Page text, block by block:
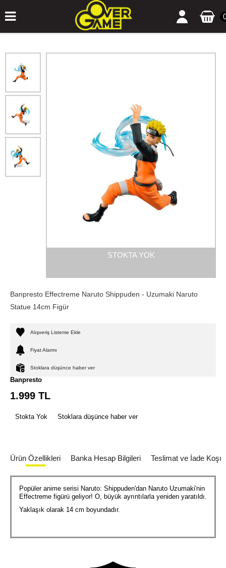
STOKTA YOK
Banpresto Effectreme Naruto Shippuden - Uzumaki Naruto
Statue 14cm Figür
Alışveriş Listeme Ekle
Fiyat Alarmı
Stoklara düşünce haber ver
Banpresto
1.999 TL
Stokta Yok Stoklara düşünce haber ver
Ürün Özellikleri Banka Hesap Bilgileri Teslimat ve İade
Popüler anime serisi Naruto: Shippuden'dan Naruto Uzumaki'nin
Effectreme figürü geliyor! O, büyük ayrıntılarla yeniden yaratıldı.
Yaklaşık olarak 14 cm boyundadır.